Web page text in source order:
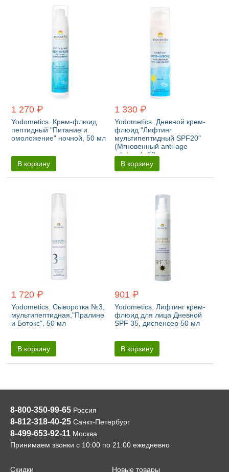
1 270 ₽
Yodometics. Крем-флюид
пептидный "Питание и
омоложение" ночной, 50 мл
В корзину
1 330 ₽
Yodometics. Дневной крем-
флюид "Лифтинг
мультипептидный SPF20"
(Мгновенный anti-age
эффект), 50 мл
В корзину
1 720 ₽
Yodometics. Сыворотка №3,
мультипептидная,"Пралине
и Ботокс", 50 мл
В корзину
901 ₽
Yodometics. Лифтинг крем-
флюид для лица Дневной
SPF 35, диспенсер 50 мл
В корзину
8-800-350-99-65 Россия
8-812-318-40-25 Санкт-Петербург
8-499-653-92-11 Москва
Принимаем звонки с 10:00 по 21:00 ежедневно
Скидки Новые товары